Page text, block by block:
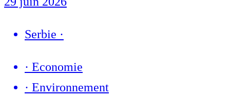
Serbie ·
· Economie
· Environnement